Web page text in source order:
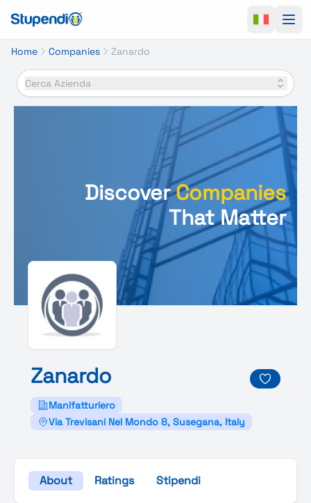
Home Companies Zanardo
Cerca Azienda
DiscoverCompanies
That Matter
Zanardo
Manifatturiero
Via Trevisani Nel Mondo 8, Susegana, Italy
About Ratings Stipendi